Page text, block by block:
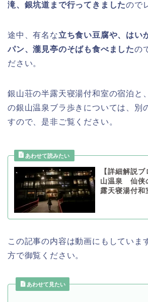
滝、銀坑道まで行ってきましたので
途中、有名な立ち食い豆腐や、はい
パン、瀧見亭のそばも食べましたの
ださい。
銀山荘の半露天寝湯付和室の宿泊と
の銀山温泉ブラ歩きについては、別
すので、是非ご覧ください。
【詳細解説
山温泉 仙
露天寝湯付和
この記事の内容は動画にもしていま
方で御覧ください。
あわせて見たい